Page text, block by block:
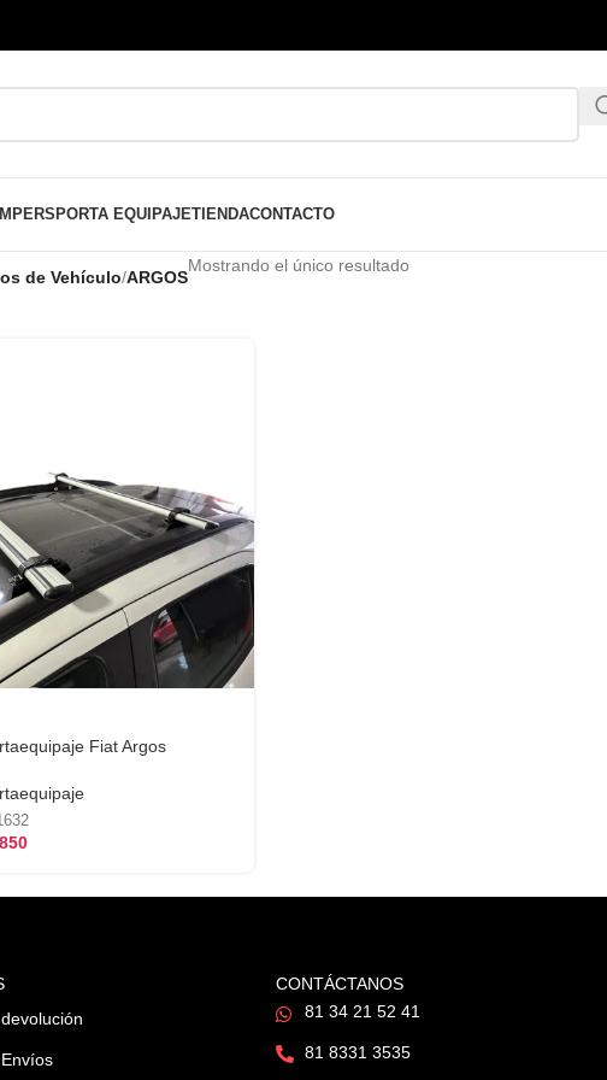
PORTA EQUIPAJETIENDACONTACTO
de Vehículo/ARGOS
Mostrando el único resultado
Fiat Argos
CONTÁCTANOS
81 34 21 52 41
81 8331 3535